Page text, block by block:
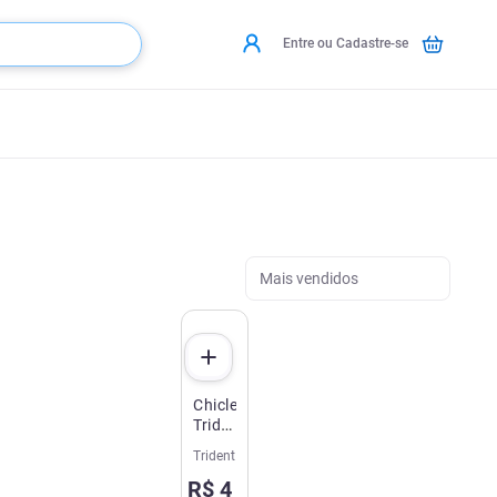
Entre ou Cadastre-se
Mais vendidos
Chiclete
Trident
Menta
Blueberry
Trident
R$ 4